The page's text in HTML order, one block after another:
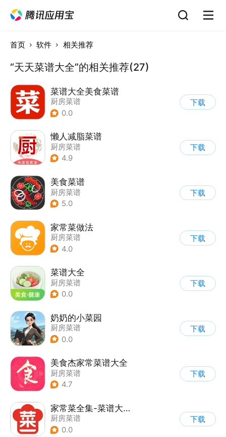
首页 软件 相关推荐
“天天菜谱大全”的相关推荐(27)
菜谱大全美食菜谱
厨房菜谱
0.0
下载
懒人减脂菜谱
厨房菜谱
4.9
下载
美食菜谱
厨房菜谱
5.0
下载
家常菜做法
厨房菜谱
4.0
下载
菜谱大全
厨房菜谱
0.0
下载
奶奶的小菜园
厨房菜谱
0.0
下载
美食杰家常菜谱大全
厨房菜谱
4.7
下载
家常菜全集-菜谱大全
厨房菜谱
0.0
下载